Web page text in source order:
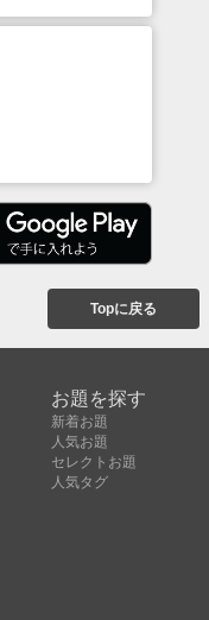
Topに戻る
お題を探す
新着お題
人気お題
セレクトお題
人気タグ